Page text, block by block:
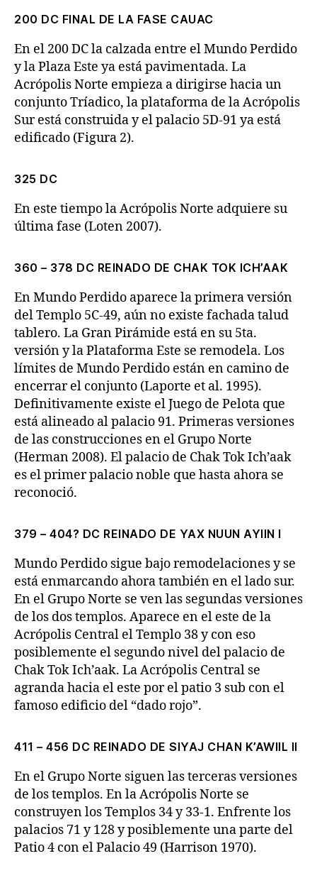
200 DC FINAL DE LA FASE CAUAC
En el 200 DC la calzada entre el Mundo Perdido
y la Plaza Este ya está pavimentada. La
Acrópolis Norte empieza a dirigirse hacia un
conjunto Tríadico, la plataforma de la Acrópolis
Sur está construida y el palacio 5D-91 ya está
edificado (Figura 2).
325 DC
En este tiempo la Acrópolis Norte adquiere su
última fase (Loten 2007).
360 – 378 DC REINADO DE CHAK TOK ICH’AAK
En Mundo Perdido aparece la primera versión
del Templo 5C-49, aún no existe fachada talud
tablero. La Gran Pirámide está en su 5ta.
versión y la Plataforma Este se remodela. Los
límites de Mundo Perdido están en camino de
encerrar el conjunto (Laporte et al. 1995).
Definitivamente existe el Juego de Pelota que
está alineado al palacio 91. Primeras versiones
de las construcciones en el Grupo Norte
(Herman 2008). El palacio de Chak Tok Ich’aak
es el primer palacio noble que hasta ahora se
reconoció.
379 – 404? DC REINADO DE YAX NUUN AYIIN I
Mundo Perdido sigue bajo remodelaciones y se
está enmarcando ahora también en el lado sur.
En el Grupo Norte se ven las segundas versiones
de los dos templos. Aparece en el este de la
Acrópolis Central el Templo 38 y con eso
posiblemente el segundo nivel del palacio de
Chak Tok Ich’aak. La Acrópolis Central se
agranda hacia el este por el patio 3 sub con el
famoso edificio del “dado rojo”.
411 – 456 DC REINADO DE SIYAJ CHAN K’AWIIL II
En el Grupo Norte siguen las terceras versiones
de los templos. En la Acrópolis Norte se
construyen los Templos 34 y 33-1. Enfrente los
palacios 71 y 128 y posiblemente una parte del
Patio 4 con el Palacio 49 (Harrison 1970).